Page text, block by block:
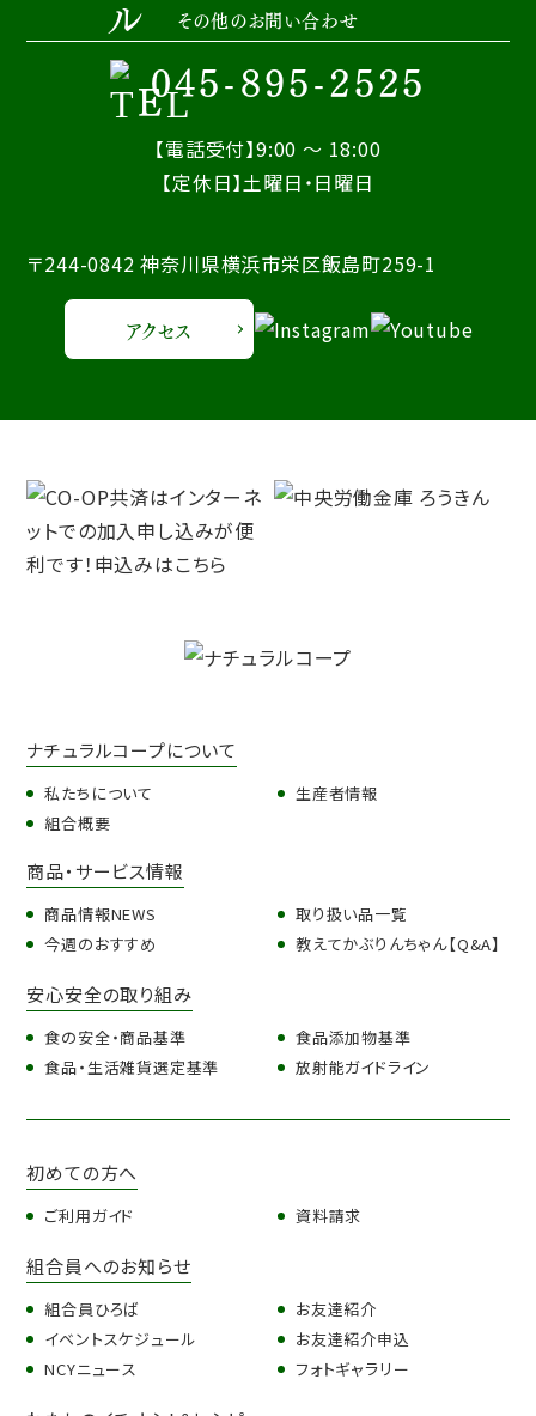
その他のお問い合わせ
045-895-2525
【電話受付】9:00 ～ 18:00
【定休日】土曜日・日曜日
〒244-0842 神奈川県横浜市栄区飯島町259-1
アクセス
ナチュラルコープについて
私たちについて
組合概要
生産者情報
商品・サービス情報
商品情報NEWS
今週のおすすめ
取り扱い品一覧
教えてかぶりんちゃん【Q&A】
安心安全の取り組み
食の安全・商品基準
食品・生活雑貨選定基準
食品添加物基準
放射能ガイドライン
初めての方へ
ご利用ガイド 資料請求
組合員へのお知らせ
組合員ひろば
イベントスケジュール
NCYニュース
お友達紹介
お友達紹介申込
フォトギャラリー